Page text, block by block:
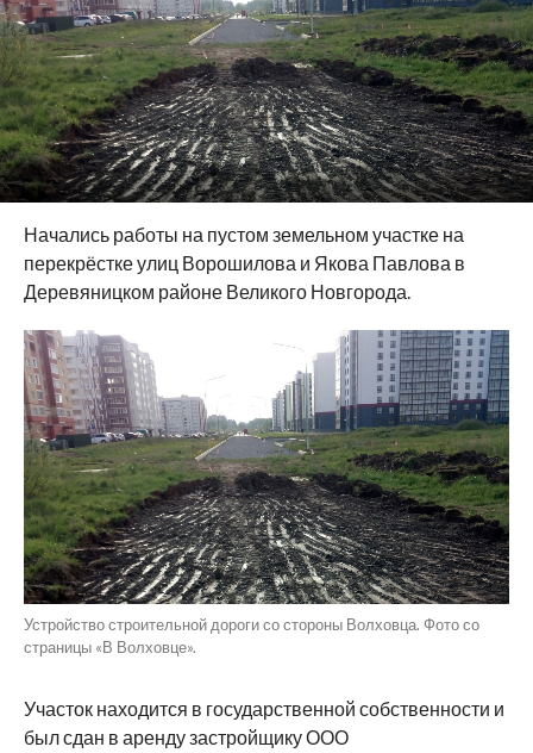
Начались работы на пустом земельном участке на
перекрёстке улиц Ворошилова и Якова Павлова в
Деревяницком районе Великого Новгорода.
Устройство строительной дороги со стороны Волховца. Фото со
страницы «В Волховце».
Участок находится в государственной собственности и
был сдан в аренду застройщику ООО